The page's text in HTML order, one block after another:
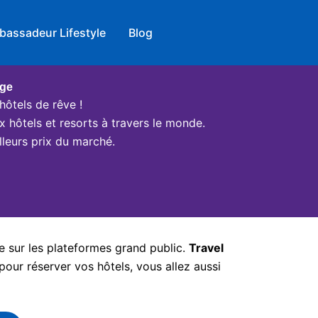
Lifestyle Blog
de rêve !
hôtels et resorts à travers le monde.
prix du marché.
sur les plateformes grand public. Travel
réserver vos hôtels, vous allez aussi